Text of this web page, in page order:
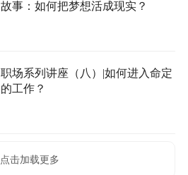
故事：如何把梦想活成现实？
职场系列讲座（八）|如何进入命定
的工作？
点击加载更多